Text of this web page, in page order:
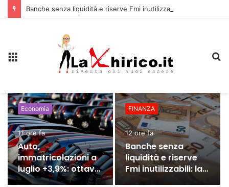
Economia
11 ore fa
Auto,
immatricolazioni a
luglio +3,9%: ottavo
mese consecutivo
FINANZA
12 ore fa
Banche senza
liquidità e riserve
Fmi inutilizzabili: la